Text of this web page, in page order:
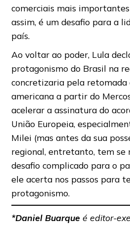
comerciais mais
assim, é um desafio para a
país.
Ao voltar ao poder, Lula
protagonismo do Brasil na
concretizaria pela retomada
americana a partir do
acelerar a assinatura do
União Europeia,
Milei (mas antes da sua
regional, entretanto, tem se
desafio complicado para o
ele acerta nos passos para
protagonismo.
*Daniel Buarque é editor-